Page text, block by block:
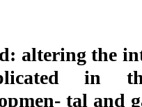
: altering the
in
tal and